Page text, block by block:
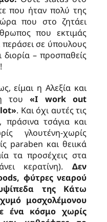
που ήταν πολύ της
που στο ζητάει
που εκτιμάς
σε ύπουλους
– προσπαθείς
είμαι η Αλεξία και
του«I workout
lot». Και όχι αυτές τις
πράσινα τσάγια και
γλουτένη-χωρίς
paraben και θειικά
τα προσέχεις στα
κερατίνη). Δεν
φύτρες νεαρού
της Κάτω
μοσχολέμονου
ένα κόσμο χωρίς